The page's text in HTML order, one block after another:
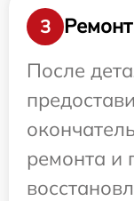
3
После
ремонта и